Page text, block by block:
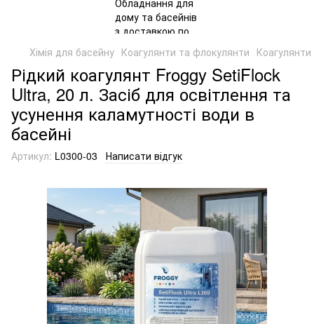
Хімія для басейну Коагулянти та флокулянти
Рідкий коагулянт Froggy SetiFlock
Ultra, 20 л. Засіб для освітлення та
усунення каламутності води в
басейні
Артикул: L0300-03 Написати відгук